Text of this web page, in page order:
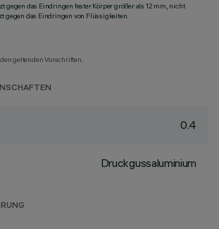
gegen das Eindringen fester Körper größer als 12 mm, nicht
gegen das Eindringen von Flüssigkeiten.
geltenden Vorschriften.
0.4
Druckgussaluminium